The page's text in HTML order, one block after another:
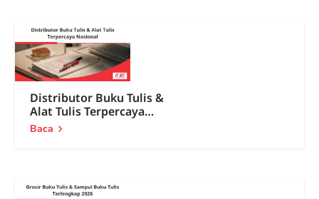
Distributor Buku Tulis &
Alat Tulis Terpercaya
Nasional
Baca